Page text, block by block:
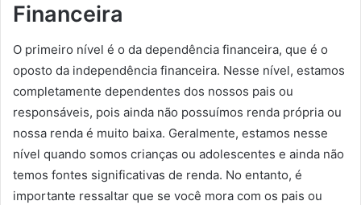
Financeira
O primeiro nível é o da dependência financeira, que é o
oposto da independência financeira. Nesse nível, estamos
completamente dependentes dos nossos pais ou
responsáveis, pois ainda não possuímos renda própria ou
nossa renda é muito baixa. Geralmente, estamos nesse
nível quando somos crianças ou adolescentes e ainda não
temos fontes significativas de renda. No entanto, é
importante ressaltar que se você mora com os pais ou